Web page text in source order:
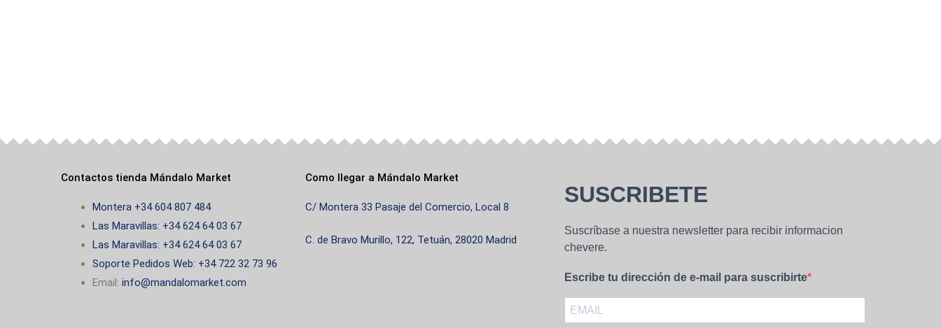
Contactos tienda Mándalo Market
Montera +34 604 807 484
Las Maravillas: +34 624 64 03 67
Las Maravillas: +34 624 64 03 67
Soporte Pedidos Web: +34 722 32 73 96
Email:info@mandalomarket.com
Como llegar a Mándalo Market
C/ Montera 33 Pasaje del Comercio, Local 8
C. de Bravo Murillo, 122, Tetuán, 28020 Madrid
SUSCRIBETE
Suscríbase a nuestra newsletter para recibir informacion
chevere.
Escribe tu dirección de e-mail para suscribirte